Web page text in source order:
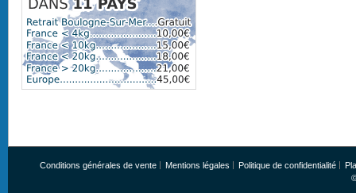
Conditions générales de vente Mentions légales Politique de confidentialité